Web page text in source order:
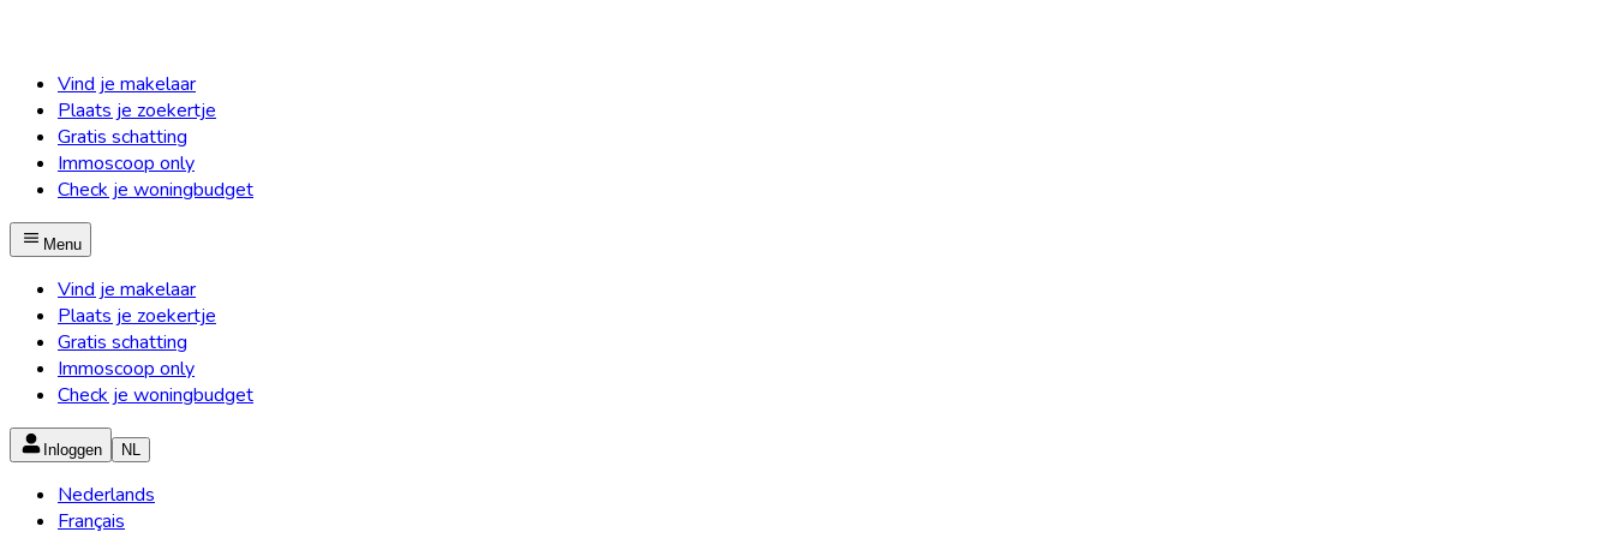
Vind je makelaar
Plaats je zoekertje
Gratis schatting
Immoscoop only
Check je woningbudget
Menu
Vind je makelaar
Plaats je zoekertje
Gratis schatting
Immoscoop only
Check je woningbudget
Inloggen NL
Nederlands
Français